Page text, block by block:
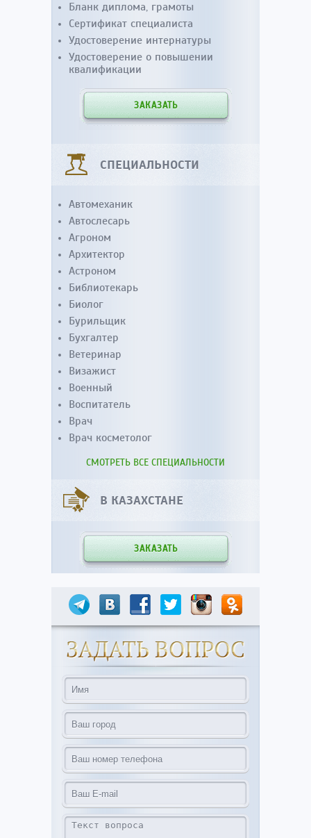
Бланк диплома, грамоты
Сертификат специалиста
Удостоверение интернатуры
Удостоверение о повышении
квалификации
ЗАКАЗАТЬ
СПЕЦИАЛЬНОСТИ
Автомеханик
Автослесарь
Агроном
Архитектор
Астроном
Библиотекарь
Биолог
Бурильщик
Бухгалтер
Ветеринар
Визажист
Военный
Воспитатель
Врач
Врач косметолог
СМОТРЕТЬ ВСЕ СПЕЦИАЛЬНОСТИ
В КАЗАХСТАНЕ
ЗАКАЗАТЬ